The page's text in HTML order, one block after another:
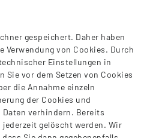
gespeichert. Daher haben
Verwendung von Cookies. Durch
Einstellungen in
Sie vor dem Setzen von Cookies
die Annahme einzeln
der Cookies und
verhindern. Bereits
gelöscht werden. Wir